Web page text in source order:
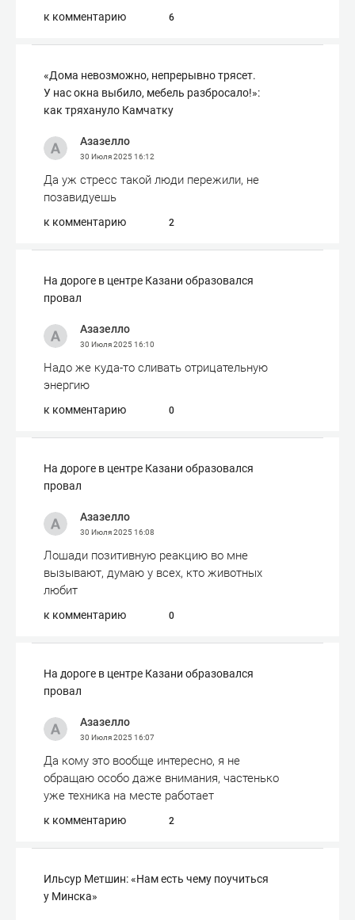
к комментарию 6
«Дома невозможно, непрерывно трясет.
У нас окна выбило, мебель разбросало!»:
как тряхануло Камчатку
Азазелло
30 Июля 202516:12
Да уж стресс такой люди пережили, не
позавидуешь
к комментарию 2
На дороге в центре Казани образовался
провал
Азазелло
30 Июля 202516:10
Надо же куда-то сливать отрицательную
энергию
к комментарию 0
На дороге в центре Казани образовался
провал
Азазелло
30 Июля 202516:08
Лошади позитивную реакцию во мне
вызывают, думаю у всех, кто животных
любит
к комментарию 0
На дороге в центре Казани образовался
провал
Азазелло
30 Июля 202516:07
Да кому это вообще интересно, я не
обращаю особо даже внимания, частенько
уже техника на месте работает
к комментарию 2
Ильсур Метшин: «Нам есть чему поучиться
у Минска»